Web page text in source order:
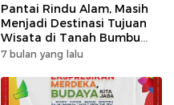
Pantai Rindu Alam, Masih
Menjadi Destinasi Tujuan
Wisata di Tanah Bumbu
dengan Rindangnya Pohon
7 bulan yang lalu